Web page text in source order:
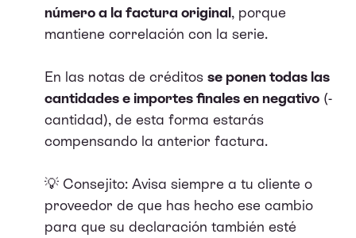
número a la factura original, porque
mantiene correlación con la serie.
En las notas de créditos se ponen todas las
cantidades e importes finales en negativo (-
cantidad), de esta forma estarás
compensando la anterior factura.
💡 Consejito: Avisa siempre a tu cliente o
proveedor de que has hecho ese cambio
para que su declaración también esté